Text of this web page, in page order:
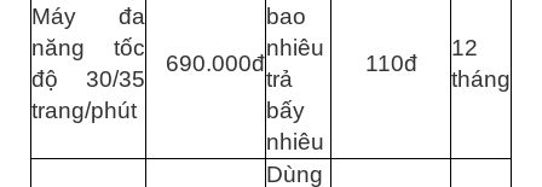
Máy đa
năng tốc
độ 30/35
trang/phút
690.000đ
bao
nhiêu
trả
bấy
nhiêu
110đ
12
tháng
Dùng